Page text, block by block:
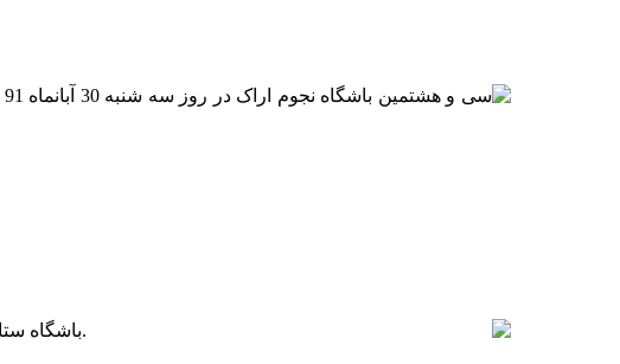
باشگاه ستاره شناسی اهواز ( مهرماه 1391 ) روز دوشنبه 1 آبانماه از ساعت 18 تا 20 در محل دفتر کانون آینده نگری ایران برگزار خواهد شد.